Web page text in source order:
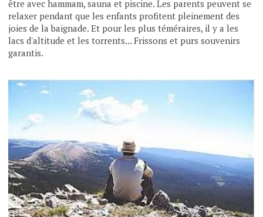
être avec hammam, sauna et piscine. Les parents peuvent se
relaxer pendant que les enfants profitent pleinement des
joies de la baignade. Et pour les plus téméraires, il y a les
lacs d'altitude et les torrents... Frissons et purs souvenirs
garantis.